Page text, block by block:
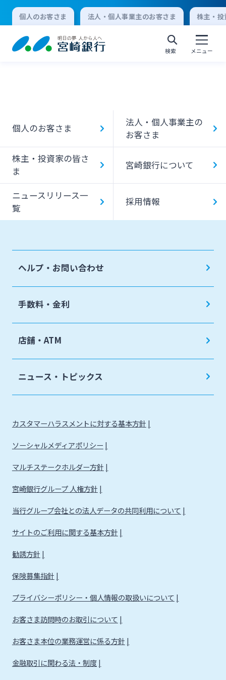
個人のお客さま 法人・個人事業主のお客さま 株主・
検索 メニュー
ログオン
法人向けインターネットバンキング
ログオン
ログオン
English
個人のお客さま
株主・投資家の皆さま
宮崎銀行について
採用情報
お問い合わせ先一覧
個人のお客さま
法人・個人事業主の
お客さま
株主・投資家の皆さ
ま
宮崎銀行について
ニュースリリース一
覧
採用情報
ヘルプ・お問い合わせ
手数料・金利
店舗・ATM
ニュース・トピックス
カスタマーハラスメントに対する基本方針
ソーシャルメディアポリシー
マルチステークホルダー方針
宮崎銀行グループ 人権方針
当行グループ会社との法人データの共同利用について
サイトのご利用に関する基本方針
勧誘方針
保険募集指針
プライバシーポリシー・個人情報の取扱いについて
お客さま訪問時のお取引について
お客さま本位の業務運営に係る方針
金融取引に関わる法・制度